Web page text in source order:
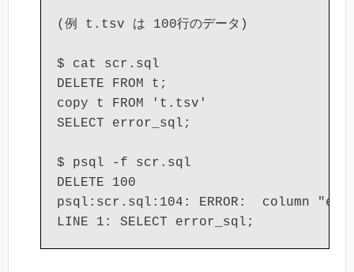
(例 t.tsv は 100行のデータ)
$ cat scr.sql
DELETE FROM t;
copy t FROM 't.tsv'
SELECT error_sql;
$ psql -f scr.sql
DELETE 100
psql:scr.sql:104: ERROR:  column